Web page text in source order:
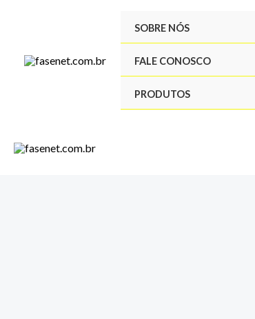
conteúdo
SOBRE NÓS
FALE CONOSCO
PRODUTOS